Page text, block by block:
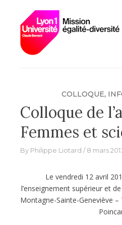
content
COLLOQUE,
Colloque de
Femmes et
By Philippe Liotard 8 mars
Le vendredi 12 avril
l’enseignement supérieur et
Montagne-Sainte-Geneviève